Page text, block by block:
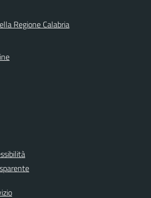
Regione Calabria